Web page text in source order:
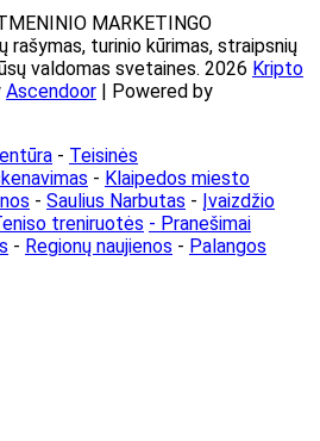
MARKETINGO
rašymas, turinio kūrimas, straipsnių
valdomas svetaines. 2026 Kripto
Ascendoor | Powered by
- Teisinės
- Klaipedos miesto
- Saulius Narbutas - Įvaizdžio
treniruotės - Pranešimai
- Regionų naujienos - Palangos